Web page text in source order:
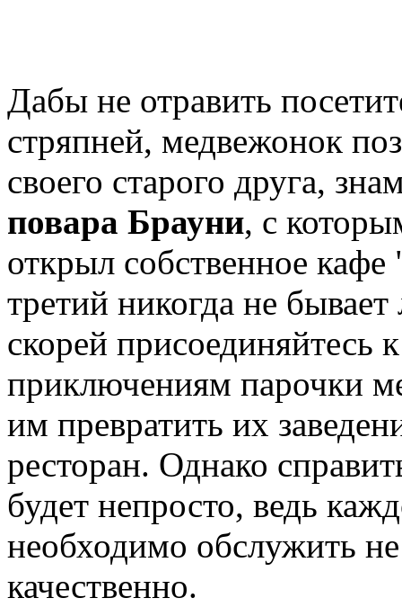
Дабы не отравить
стряпней, медвежонок
своего старого друга,
повара Брауни, с
открыл собственное
третий никогда не
скорей присоединяйтесь
приключениям парочки
им превратить их
ресторан. Однако
будет непросто, ведь
необходимо обслужить
качественно.